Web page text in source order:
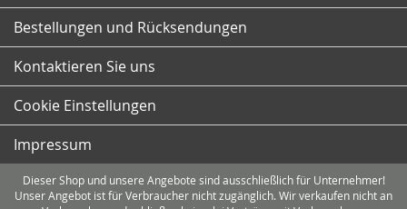
Bestellungen und Rücksendungen
Kontaktieren Sie uns
Cookie Einstellungen
Impressum
Dieser Shop und unsere Angebote sind ausschließlich für Unternehmer!
Unser Angebot ist für Verbraucher nicht zugänglich. Wir verkaufen nicht an